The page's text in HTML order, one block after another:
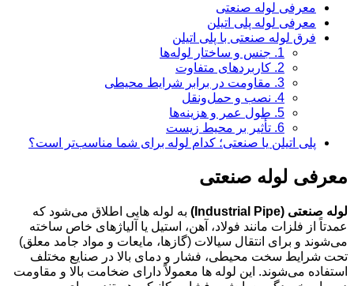
معرفی لوله صنعتی
معرفی لوله پلی اتیلن
فرق لوله صنعتی با پلی اتیلن
1. جنس و ساختار لوله‌ها
2. کاربردهای متفاوت
3. مقاومت در برابر شرایط محیطی
4. نصب و حمل‌ونقل
5. طول عمر و هزینه‌ها
6. تأثیر بر محیط زیست
پلی اتیلن یا صنعتی؛ کدام لوله برای شما مناسب‌تر است؟
معرفی لوله صنعتی
لوله صنعتی (Industrial Pipe)
به لوله هایی اطلاق می‌شود که
عمدتاً از فلزات مانند فولاد، آهن، استیل یا آلیاژهای خاص ساخته
می‌شوند و برای انتقال سیالات (گازها، مایعات و مواد جامد معلق)
تحت شرایط سخت محیطی، فشار و دمای بالا در صنایع مختلف
استفاده می‌شوند. این لوله ها معمولاً دارای ضخامت بالا و مقاومت